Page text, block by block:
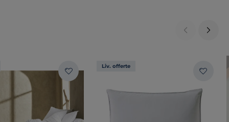
Liv. offerte